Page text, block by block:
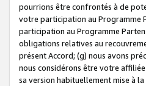
pourrions être confrontés à de
votre participation au Programme
participation au Programme
obligations relatives au
présent Accord; (g) nous avons
nous considérons être votre
sa version habituellement mise à